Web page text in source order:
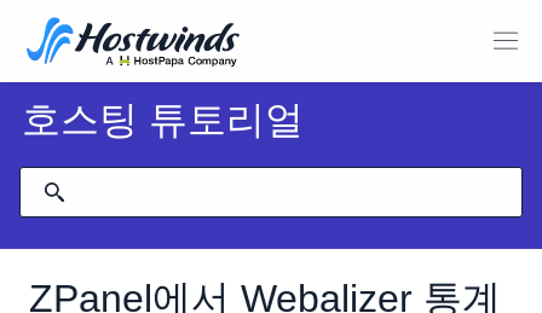
호스팅 튜토리얼
ZPanel에서 Webalizer 통계